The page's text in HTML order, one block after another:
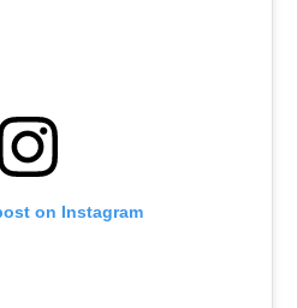
on Instagram